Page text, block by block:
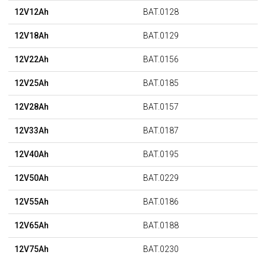
12V12Ah BAT.0128
12V18Ah BAT.0129
12V22Ah BAT.0156
12V25Ah BAT.0185
12V28Ah BAT.0157
12V33Ah BAT.0187
12V40Ah BAT.0195
12V50Ah BAT.0229
12V55Ah BAT.0186
12V65Ah BAT.0188
12V75Ah BAT.0230